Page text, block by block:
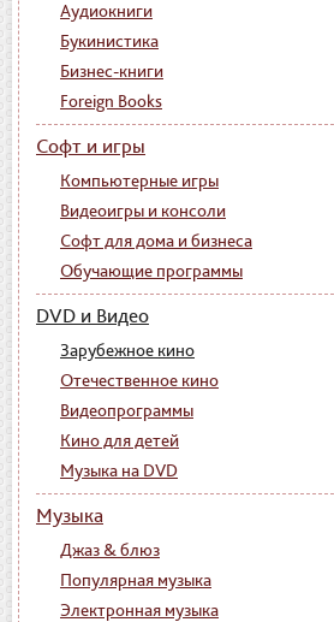
Аудиокниги
Букинистика
Бизнес-книги
Foreign Books
Софт и игры
Компьютерные игры
Видеоигры и консоли
Софт для дома и бизнеса
Обучающие программы
DVD и Видео
Зарубежное кино
Отечественное кино
Видеопрограммы
Кино для детей
Музыка на DVD
Музыка
Джаз & блюз
Популярная музыка
Электронная музыка